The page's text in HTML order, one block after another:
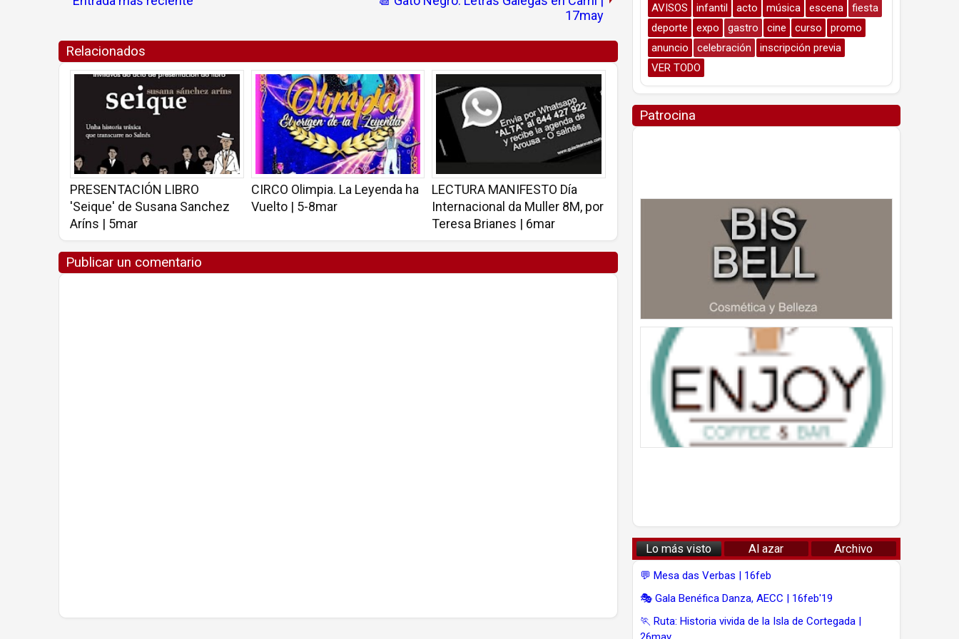
17may
Relacionados
PRESENTACIÓN LIBRO
'Seique' de Susana Sanchez
Aríns | 5mar
CIRCO Olimpia. La Leyenda ha
Vuelto | 5-8mar
LECTURA MANIFESTO Día
Internacional da Muller 8M, por
Teresa Brianes | 6mar
Publicar un comentario
AVISOS infantil acto música escena
fiesta
deporte
expo gastro cine curso
promo
anuncio
celebración
inscripción previa
VER TODO
Patrocina
Lo más visto Al azar Archivo
💬 Mesa das Verbas | 16feb
🎭 Gala Benéfica Danza, AECC | 16feb'19
🏃 Ruta: Historia vivida de la Isla de Cortegada |